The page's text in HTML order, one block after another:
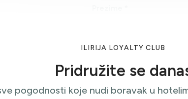
ILIRIJA LOYALTY CLUB
Pridružite se
pogodnosti koje nudi boravak u